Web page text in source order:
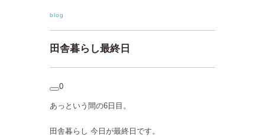
blog
田舎暮らし最終日
0
あっという間の6日目。
田舎暮らし 今日が最終日です。